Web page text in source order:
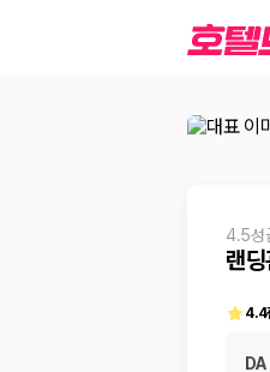
랜딩관 제주신화
4.5성
랜
4.4